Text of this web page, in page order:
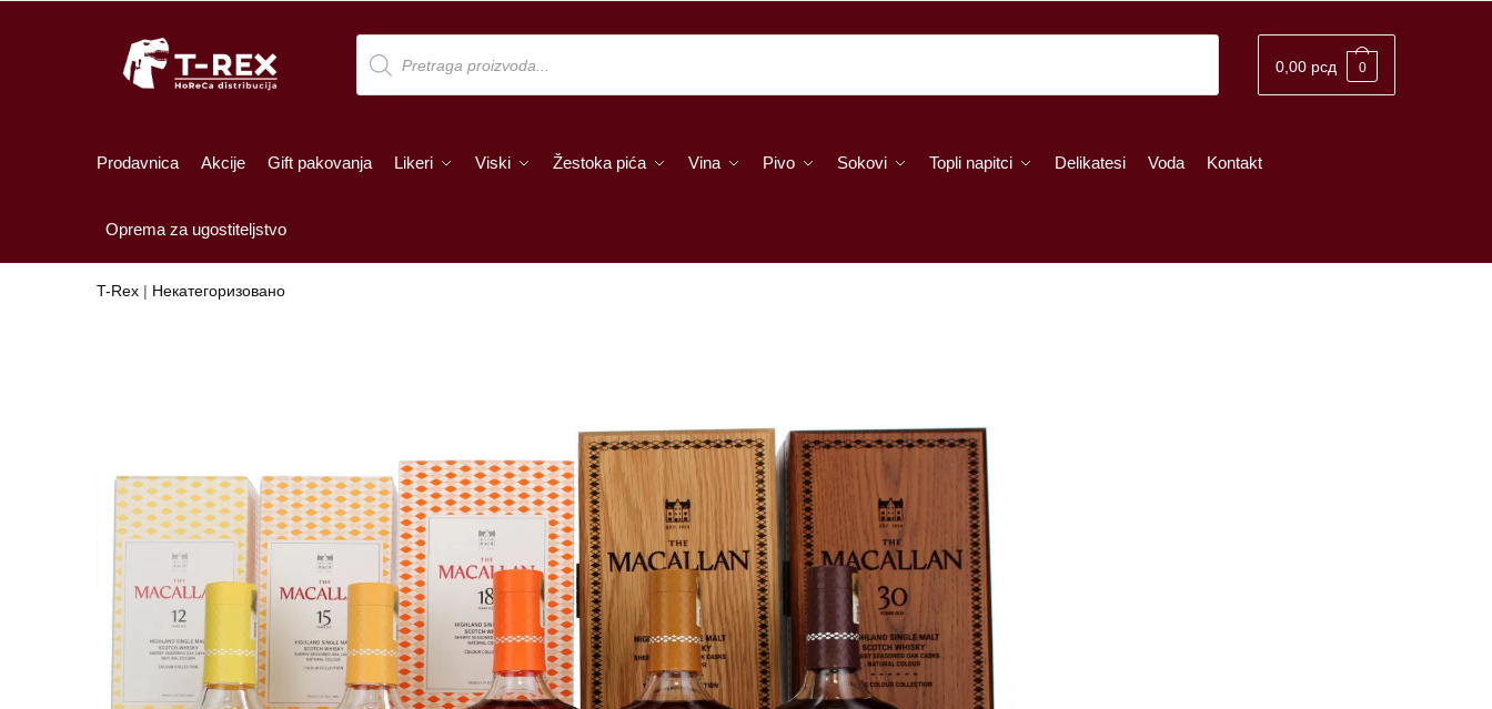
Products
search
0,00 рсд 0
Prodavnica Akcije Gift pakovanja Likeri Viski Žestoka pića Vina Pivo Sokovi Topli napitci Delikatesi Voda Kontakt
Oprema za ugostiteljstvo
T-Rex | Некатегоризовано